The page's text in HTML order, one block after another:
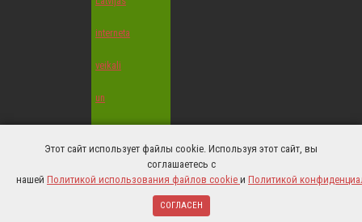
© 2022 All Rights Reserved.
Этот сайт использует файлы cookie. Используя этот сайт, вы
соглашаетесь с
нашей Политикой использования файлов cookie и Политикой
СОГЛАСЕН